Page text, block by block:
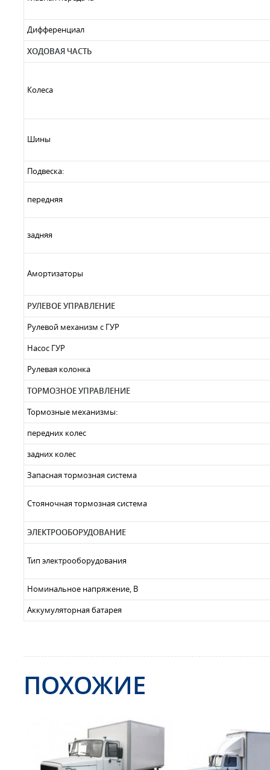
Дифференциал
ХОДОВАЯ ЧАСТЬ
Колеса
Шины
Подвеска:
передняя
задняя
Амортизаторы
РУЛЕВОЕ УПРАВЛЕНИЕ
Рулевой механизм с ГУР
Насос ГУР
Рулевая колонка
ТОРМОЗНОЕ УПРАВЛЕНИЕ
Тормозные механизмы:
передних колес
задних колес
Запасная тормозная система
Стояночная тормозная система
ЭЛЕКТРООБОРУДОВАНИЕ
Тип электрооборудования
Номинальное напряжение, В
Аккумуляторная батарея
ПОХОЖИЕ